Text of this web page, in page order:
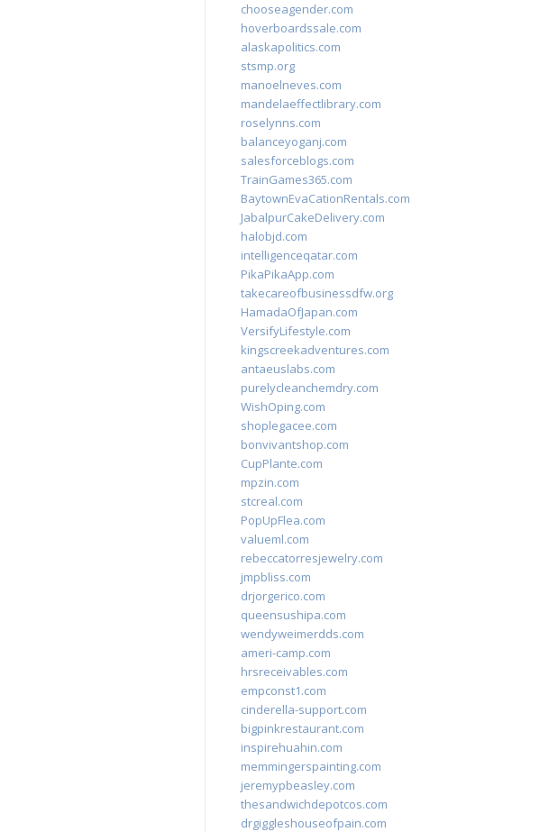
chooseagender.com
hoverboardssale.com
alaskapolitics.com
stsmp.org
manoelneves.com
mandelaeffectlibrary.com
roselynns.com
balanceyoganj.com
salesforceblogs.com
TrainGames365.com
BaytownEvaCationRentals.com
JabalpurCakeDelivery.com
halobjd.com
intelligenceqatar.com
PikaPikaApp.com
takecareofbusinessdfw.org
HamadaOfJapan.com
VersifyLifestyle.com
kingscreekadventures.com
antaeuslabs.com
purelycleanchemdry.com
WishOping.com
shoplegacee.com
bonvivantshop.com
CupPlante.com
mpzin.com
stcreal.com
PopUpFlea.com
valueml.com
rebeccatorresjewelry.com
jmpbliss.com
drjorgerico.com
queensushipa.com
wendyweimerdds.com
ameri-camp.com
hrsreceivables.com
empconst1.com
cinderella-support.com
bigpinkrestaurant.com
inspirehuahin.com
memmingerspainting.com
jeremypbeasley.com
thesandwichdepotcos.com
drgiggleshouseofpain.com